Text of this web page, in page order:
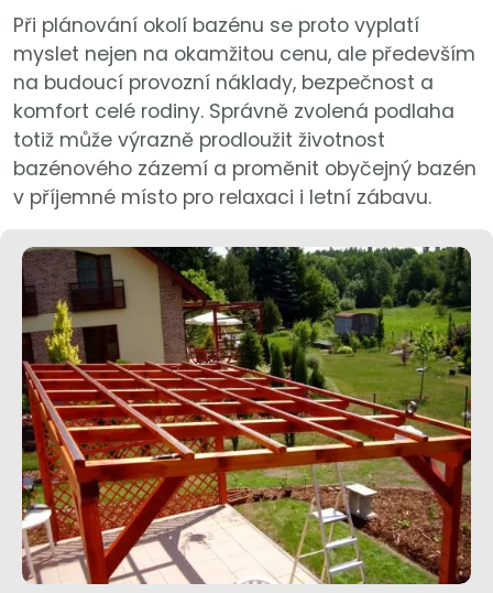
Při plánování okolí bazénu se proto vyplatí
myslet nejen na okamžitou cenu, ale především
na budoucí provozní náklady, bezpečnost a
komfort celé rodiny. Správně zvolená podlaha
totiž může výrazně prodloužit životnost
bazénového zázemí a proměnit obyčejný bazén
v příjemné místo pro relaxaci i letní zábavu.